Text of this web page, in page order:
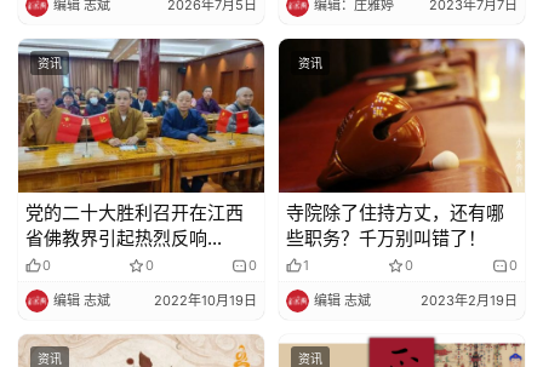
编辑 志斌 2026年7月5日 编辑：庄雅婷 2023年7月7日
资讯
党的二十大胜利召开在江西
省佛教界引起热烈反响
（三）
0 0 0
编辑 志斌 2022年10月19日
资讯
寺院除了住持方丈，还有哪
些职务？千万别叫错了！
1 0 0
编辑 志斌 2023年2月19日
资讯 资讯